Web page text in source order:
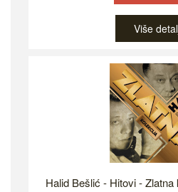
Više
Halid Bešlić - Hitovi -